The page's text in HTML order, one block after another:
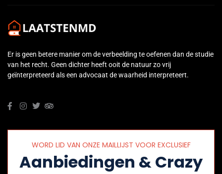
Er is geen betere manier om de verbeelding te oefenen dan de studie
van het recht. Geen dichter heeft ooit de natuur zo vrij
geïnterpreteerd als een advocaat de waarheid interpreteert.
WORD LID VAN ONZE MAILLIJST VOOR EXCLUSIEF
Aanbiedingen & Crazy